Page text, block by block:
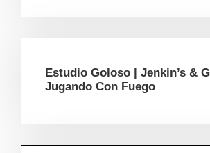
Estudio Goloso | Jenkin’s &
Jugando Con Fuego